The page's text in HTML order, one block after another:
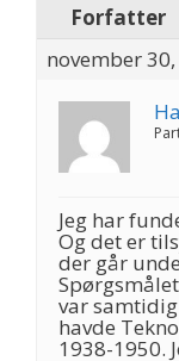
Forfatter
november
Jeg har
Og det er
der går
var samtidig
havde
1938-1950.